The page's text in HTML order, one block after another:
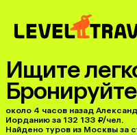
Ищите
около 4 часов назад
Иорданию за 132 133 ₽/чел.
Найдено туров из Москвы за